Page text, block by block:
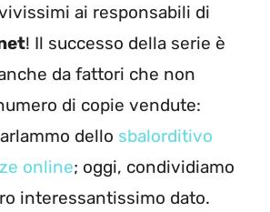
ai responsabili di
! Il successo della serie è
da fattori che non
di copie vendute:
dello sbalorditivo
online; oggi, condividiamo
interessantissimo dato.